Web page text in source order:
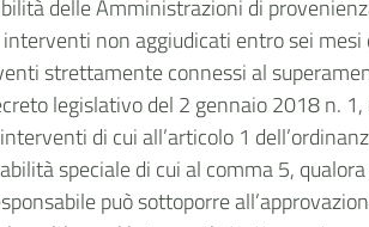
delle Amministrazioni di
non aggiudicati entro sei
strettamente connessi al
legislativo del 2 gennaio 2018 n.
di cui all’articolo 1
speciale di cui al comma 5,
può sottoporre